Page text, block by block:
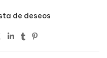
de deseos